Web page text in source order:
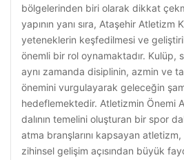
bölgelerinden biri olarak dikkat
yapının yanı sıra, Ataşehir Atletizm
yeteneklerin keşfedilmesi ve
önemli bir rol oynamaktadır. Kulüp,
aynı zamanda disiplinin, azmin ve
önemini vurgulayarak geleceğin
hedeflemektedir. Atletizmin Önemi
dalının temelini oluşturan bir spor
atma branşlarını kapsayan
zihinsel gelişim açısından büyük